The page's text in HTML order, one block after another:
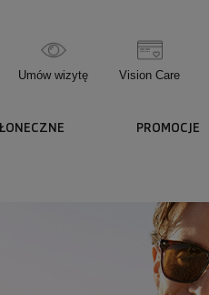
Umów wizytę Vision Care
PROMOCJE